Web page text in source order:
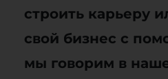
строить карьеру
свой бизнес с
мы говорим в